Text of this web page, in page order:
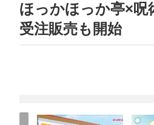
ほっかほっか亭×
受注販売も開始